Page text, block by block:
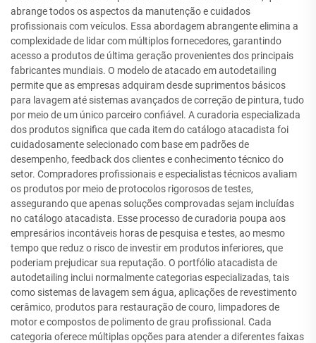
abrange todos os aspectos da manutenção e cuidados
profissionais com veículos. Essa abordagem abrangente elimina a
complexidade de lidar com múltiplos fornecedores, garantindo
acesso a produtos de última geração provenientes dos principais
fabricantes mundiais. O modelo de atacado em autodetailing
permite que as empresas adquiram desde suprimentos básicos
para lavagem até sistemas avançados de correção de pintura, tudo
por meio de um único parceiro confiável. A curadoria especializada
dos produtos significa que cada item do catálogo atacadista foi
cuidadosamente selecionado com base em padrões de
desempenho, feedback dos clientes e conhecimento técnico do
setor. Compradores profissionais e especialistas técnicos avaliam
os produtos por meio de protocolos rigorosos de testes,
assegurando que apenas soluções comprovadas sejam incluídas
no catálogo atacadista. Esse processo de curadoria poupa aos
empresários incontáveis horas de pesquisa e testes, ao mesmo
tempo que reduz o risco de investir em produtos inferiores, que
poderiam prejudicar sua reputação. O portfólio atacadista de
autodetailing inclui normalmente categorias especializadas, tais
como sistemas de lavagem sem água, aplicações de revestimento
cerâmico, produtos para restauração de couro, limpadores de
motor e compostos de polimento de grau profissional. Cada
categoria oferece múltiplas opções para atender a diferentes faixas